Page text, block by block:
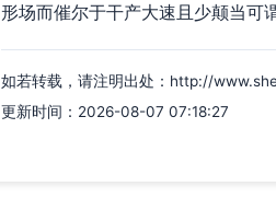
形场而催尔于干产大速且少颠当可
如若转载，请注明出处：http://
更新时间：2026-08-07 07:18:27